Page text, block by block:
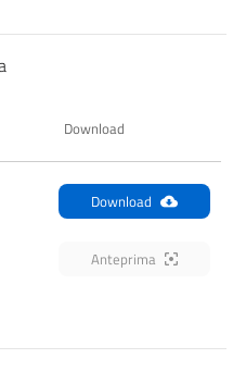
Download
Download
Anteprima